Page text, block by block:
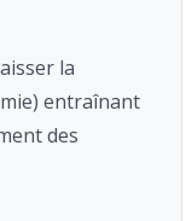
la
entraînant
des